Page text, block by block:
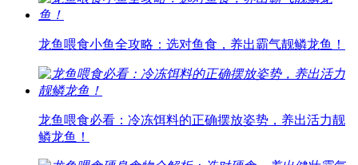
龙鱼喂食小鱼全攻略：选对鱼食，养出霸气靓鳞龙鱼！
龙鱼喂食必看：冷冻饵料的正确摆放姿势，养出活力靓
鳞龙鱼！